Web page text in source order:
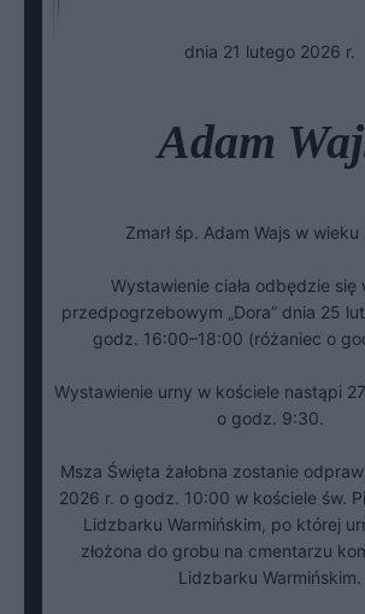
dnia 21 lutego 2026 r.
Adam
Zmarł śp. Adam Wajs w wieku
Wystawienie ciała odbędzie się
przedpogrzebowym „Dora” dnia 25
godz. 16:00–18:00 (różaniec o
Wystawienie urny w kościele nastąpi
o godz. 9:30.
Msza Święta żałobna zostanie
2026 r. o godz. 10:00 w kościele św.
Lidzbarku Warmińskim, po której
złożona do grobu na cmentarzu
Lidzbarku Warmińskim.